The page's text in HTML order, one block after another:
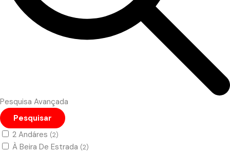
Pesquisa Avançada
Pesquisar
2 Andáres (2)
À Beira De Estrada (2)